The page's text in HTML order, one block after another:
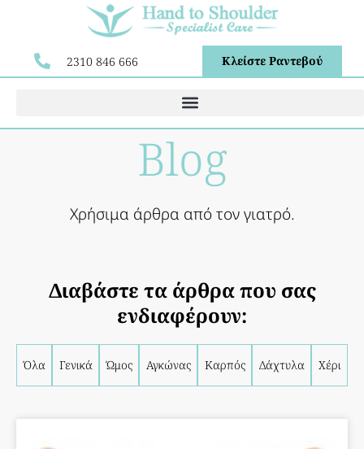
2310 846 666 Κλείστε Ραντεβού
Blog
Χρήσιμα άρθρα από τον γιατρό.
Διαβάστε τα άρθρα που σας
ενδιαφέρουν:
Όλα Γενικά Ώμος Αγκώνας Καρπός Δάχτυλα Χέρι